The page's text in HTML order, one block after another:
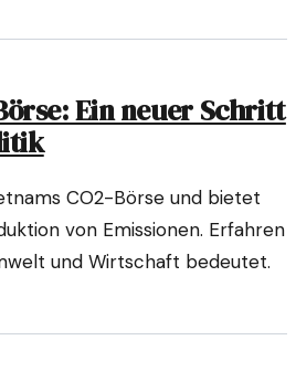
umweltfreundlicheren
Ein neuer Schritt
CO2-Börse und bietet
von Emissionen. Erfahren
und Wirtschaft bedeutet.